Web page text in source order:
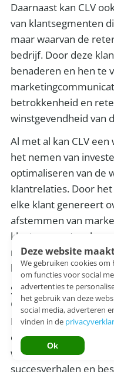
Daarnaast kan CLV
van klantsegmenten
maar waarvan de
bedrijf. Door deze
benaderen en hen te
betrokkenheid en
winstgevendheid van
Al met al kan CLV
het nemen van
optimaliseren van de
klantrelaties. Door
elke klant genereert
afstemmen van
klantsegmenten,
realiseren en een
klantinvesteringen
Succesverhalen
CLV
Bedrijven die de
en optimaliseren,
winstgevendheid en
succesverhalen en
Deze website
We gebruiken cookies
om functies voor social
advertenties te
het gebruik van deze
social media, adverteren
vinden in de
Ok